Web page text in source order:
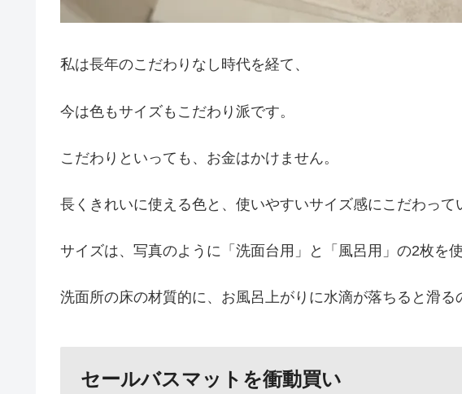
私は長年のこだわりなし時代を経て、
今は色もサイズもこだわり派です。
こだわりといっても、お金はかけません。
長くきれいに使える色と、使いやすいサイズ感にこだわって
サイズは、写真のように「洗面台用」と「風呂用」の2枚を使
洗面所の床の材質的に、お風呂上がりに水滴が落ちると滑る
セールバスマットを衝動買い